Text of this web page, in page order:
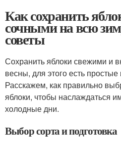
Как сохранить
сочными на всю
советы
Сохранить яблоки свежими и
весны, для этого есть
Расскажем, как правильно
яблоки, чтобы наслаждаться
холодные дни.
Выбор сорта и подготовка